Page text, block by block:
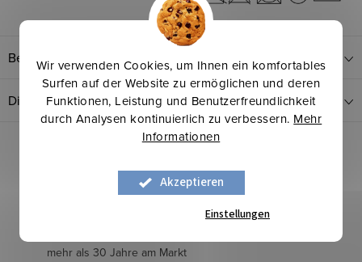
Wir verwenden Cookies, um Ihnen ein komfortables
Surfen auf der Website zu ermöglichen und deren
Funktionen, Leistung und Benutzerfreundlichkeit
durch Analysen kontinuierlich zu verbessern. Mehr
Informationen
Akzeptieren
Einstellungen
Bewertung
Diskussion
mehr als 30 Jahre am Markt